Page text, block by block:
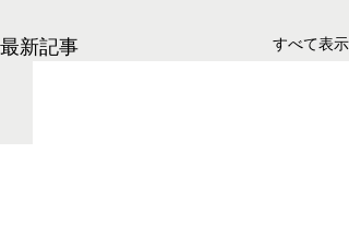
最新記事 すべて表示